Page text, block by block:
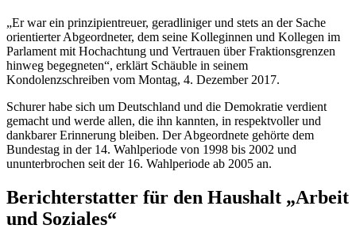
„Er war ein prinzipientreuer, geradliniger und stets an der Sache
orientierter Abgeordneter, dem seine Kolleginnen und Kollegen im
Parlament mit Hochachtung und Vertrauen über Fraktionsgrenzen
hinweg begegneten“, erklärt Schäuble in seinem
Kondolenzschreiben vom Montag, 4. Dezember 2017.
Schurer habe sich um Deutschland und die Demokratie verdient
gemacht und werde allen, die ihn kannten, in respektvoller und
dankbarer Erinnerung bleiben. Der Abgeordnete gehörte dem
Bundestag in der 14. Wahlperiode von 1998 bis 2002 und
ununterbrochen seit der 16. Wahlperiode ab 2005 an.
Berichterstatter für den Haushalt „Arbeit
und Soziales“